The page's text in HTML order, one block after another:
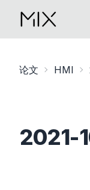
论文 HMI
2021-